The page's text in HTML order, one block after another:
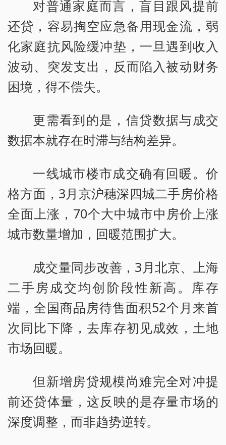
对普通家庭而言，盲目跟风提前
还贷，容易掏空应急备用现金流，弱
化家庭抗风险缓冲垫，一旦遇到收入
波动、突发支出，反而陷入被动财务
困境，得不偿失。
更需看到的是，信贷数据与成交
数据本就存在时滞与结构差异。
一线城市楼市成交确有回暖。价
格方面，3月京沪穗深四城二手房价格
全面上涨，70个大中城市中房价上涨
城市数量增加，回暖范围扩大。
成交量同步改善，3月北京、上海
二手房成交均创阶段性新高。库存
端，全国商品房待售面积52个月来首
次同比下降，去库存初见成效，土地
市场回暖。
但新增房贷规模尚难完全对冲提
前还贷体量，这反映的是存量市场的
深度调整，而非趋势逆转。